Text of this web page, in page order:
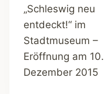
„Schleswig neu
entdeckt!“ im
Stadtmuseum –
Eröffnung am 10.
Dezember 2015